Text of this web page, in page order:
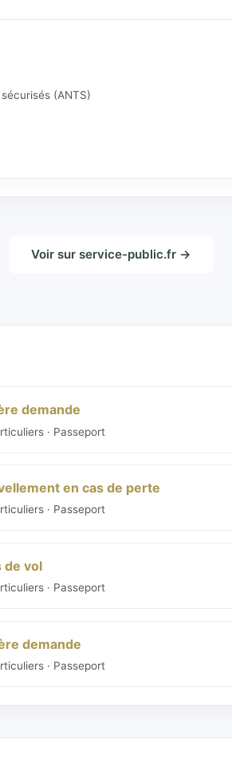
(ANTS)
Voir sur service-public.fr →
demande
· Passeport
en cas de perte
· Passeport
de vol
· Passeport
demande
· Passeport